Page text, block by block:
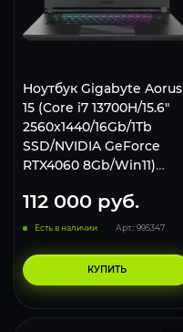
Ноутбук Gigabyte Aorus
15 (Core i7 13700H/15.6"
2560x1440/16Gb/1Tb
SSD/NVIDIA GeForce
RTX4060 8Gb/Win11)
112 000 руб.
Есть в наличии Арт.: 995347
КУПИТЬ